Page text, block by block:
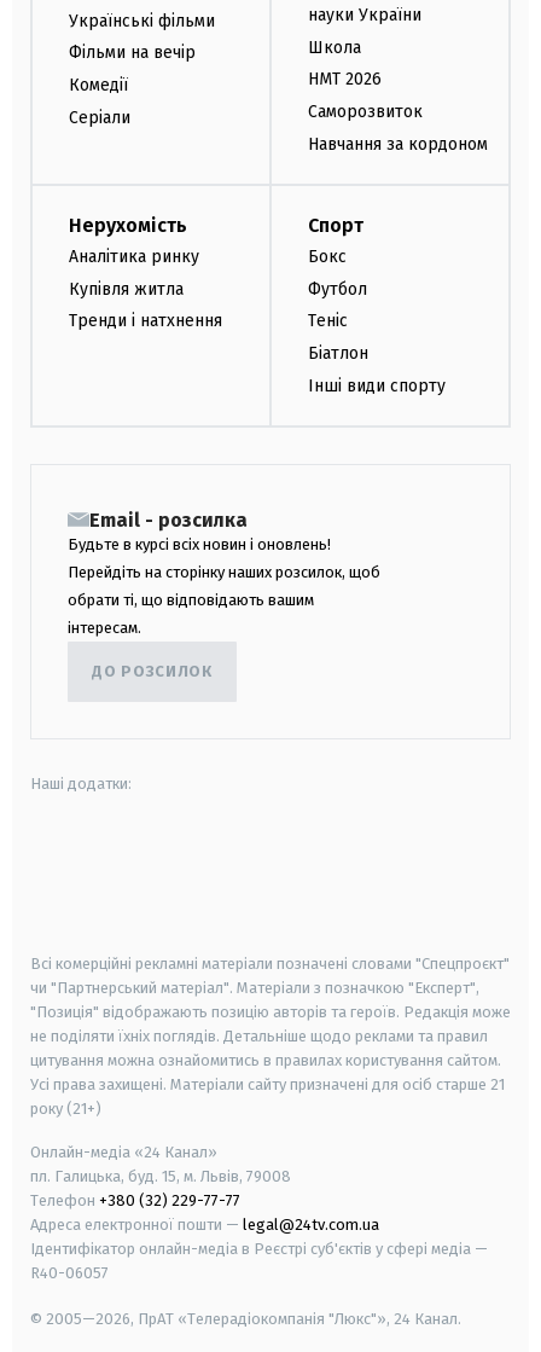
Українські фільми
Фільми на вечір
Комедії
Серіали
науки України
Школа
НМТ 2026
Саморозвиток
Навчання за кордоном
Нерухомість
Аналітика ринку
Купівля житла
Тренди і натхнення
Спорт
Бокс
Футбол
Теніс
Біатлон
Інші види спорту
Email - розсилка
Будьте в курсі всіх новин і оновлень!
Перейдіть на сторінку наших розсилок, щоб
обрати ті, що відповідають вашим
інтересам.
ДО РОЗСИЛОК
Наші додатки:
Всі комерційні рекламні матеріали позначені словами "Спецпроєкт"
чи "Партнерський матеріал". Матеріали з позначкою "Експерт",
"Позиція" відображають позицію авторів та героїв. Редакція може
не поділяти їхніх поглядів. Детальніше щодо реклами та правил
цитування можна ознайомитись в правилах користування сайтом.
Усі права захищені. Матеріали сайту призначені для осіб старше 21
року (21+)
Онлайн-медіа «24 Канал»
пл. Галицька, буд. 15, м. Львів, 79008
Телефон +380 (32) 229-77-77
Адреса електронної пошти — legal@24tv.com.ua
Ідентифікатор онлайн-медіа в Реєстрі суб'єктів у сфері медіа —
R40-06057
© 2005—2026, ПрАТ «Телерадіокомпанія "Люкс"», 24 Канал.